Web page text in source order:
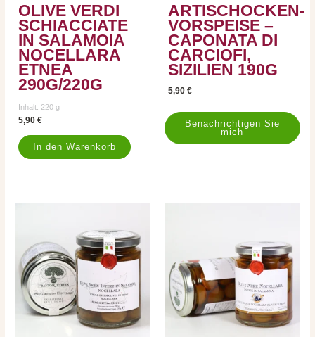
OLIVE VERDI
SCHIACCIATE
IN SALAMOIA
NOCELLARA
ETNEA
290G/220G
Inhalt: 220g
5,90€
In den Warenkorb
ARTISCHOCKEN-
VORSPEISE –
CAPONATA DI
CARCIOFI,
SIZILIEN 190G
5,90 €